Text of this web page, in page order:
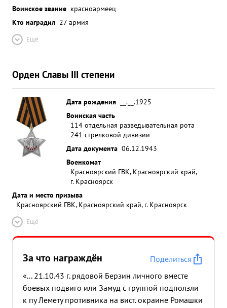
Воинское звание красноармеец
Кто наградил 27 армия
Ещё
Орден Славы III степени
Дата рождения
__.__.1925
Воинская часть
114 отдельная разведывательная рота
241 стрелковой дивизии
Дата документа 06.12.1943
Военкомат
Красноярский ГВК, Красноярский край,
г. Красноярск
Дата и место призыва
Красноярский ГВК, Красноярский край, г. Красноярск
Ещё
За что награждён
Поделиться
«... 21.10.43 г. рядовой Берзин личного вместе
боевых подвиго или Замуд с группой подползли
к пу Лемету противника на вист. окраине Ромашки